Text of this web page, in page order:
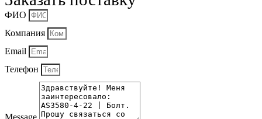
ФИО
Компания
Email
Телефон
Message